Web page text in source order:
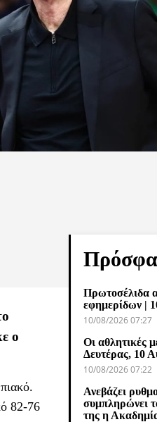
ο
82-76
Πρωτοσέλιδα
εφημερίδων |
10/08/2026 07:27
Οι αθλητικές
Δευτέρας, 10
10/08/2026 07:22
Ανεβάζει
συμπληρώνει
της η